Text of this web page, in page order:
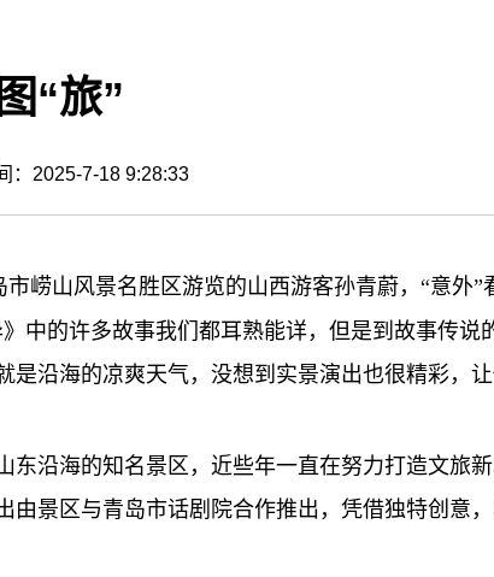
“旅”
：2025-7-18 9:28:33
崂山风景名胜区游览的山西游客孙青蔚， “意外”
中的许多故事我们都耳熟能详，但是到故事传说
是沿海的凉爽天气，没想到实景演出也很精彩，
沿海的知名景区，近些年一直在努力打造文旅
由景区与青岛市话剧院合作推出，凭借独特创意